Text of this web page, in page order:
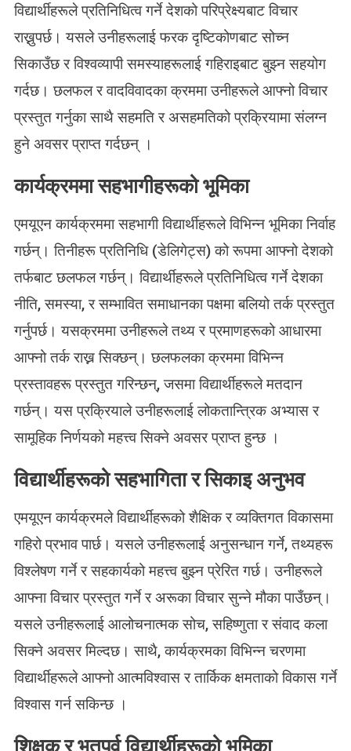
विद्यार्थीहरूले प्रतिनिधित्व गर्ने देशको परिप्रेक्ष्यबाट विचार
राख्नुपर्छ। यसले उनीहरूलाई फरक दृष्टिकोणबाट सोच्न
सिकाउँछ र विश्वव्यापी समस्याहरूलाई गहिराइबाट बुझ्न सहयोग
गर्दछ। छलफल र वादविवादका क्रममा उनीहरूले आफ्नो विचार
प्रस्तुत गर्नुका साथै सहमति र असहमतिको प्रक्रियामा संलग्न
हुने अवसर प्राप्त गर्दछन् ।
कार्यक्रममा सहभागीहरूको भूमिका
एमयूएन कार्यक्रममा सहभागी विद्यार्थीहरूले विभिन्न भूमिका निर्वाह
गर्छन्। तिनीहरू प्रतिनिधि (डेलिगेट्स) को रूपमा आफ्नो देशको
तर्फबाट छलफल गर्छन्। विद्यार्थीहरूले प्रतिनिधित्व गर्ने देशका
नीति, समस्या, र सम्भावित समाधानका पक्षमा बलियो तर्क प्रस्तुत
गर्नुपर्छ। यसक्रममा उनीहरूले तथ्य र प्रमाणहरूको आधारमा
आफ्नो तर्क राख्न सिक्छन्। छलफलका क्रममा विभिन्न
प्रस्तावहरू प्रस्तुत गरिन्छन्, जसमा विद्यार्थीहरूले मतदान
गर्छन्। यस प्रक्रियाले उनीहरूलाई लोकतान्त्रिक अभ्यास र
सामूहिक निर्णयको महत्त्व सिक्ने अवसर प्राप्त हुन्छ ।
विद्यार्थीहरूको सहभागिता र सिकाइ अनुभव
एमयूएन कार्यक्रमले विद्यार्थीहरूको शैक्षिक र व्यक्तिगत विकासमा
गहिरो प्रभाव पार्छ। यसले उनीहरूलाई अनुसन्धान गर्ने, तथ्यहरू
विश्लेषण गर्ने र सहकार्यको महत्त्व बुझ्न प्रेरित गर्छ। उनीहरूले
आफ्ना विचार प्रस्तुत गर्ने र अरूका विचार सुन्ने मौका पाउँछन्।
यसले उनीहरूलाई आलोचनात्मक सोच, सहिष्णुता र संवाद कला
सिक्ने अवसर मिल्दछ। साथै, कार्यक्रमका विभिन्न चरणमा
विद्यार्थीहरूले आफ्नो आत्मविश्वास र तार्किक क्षमताको विकास गर्ने
विश्वास गर्न सकिन्छ ।
शिक्षक र भूतपूर्व विद्यार्थीहरूको भूमिका